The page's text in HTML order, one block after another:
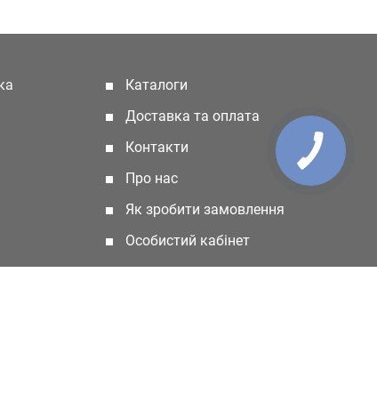
Каталоги
Доставка та оплата
Контакти
Про нас
Як зробити замовлення
Особистий кабінет